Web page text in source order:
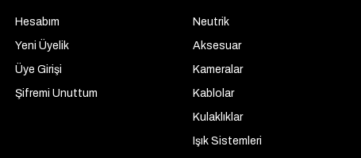
Hesabım
Yeni Üyelik
Üye Girişi
Şifremi Unuttum
Neutrik
Aksesuar
Kameralar
Kablolar
Kulaklıklar
Işık Sistemleri